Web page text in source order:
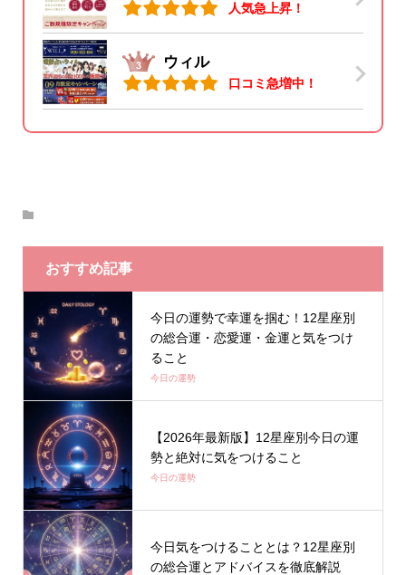
人気急上昇！
ウィル
口コミ急増中！
おすすめ記事
今日の運勢で幸運を掴む！12星座別
の総合運・恋愛運・金運と気をつけ
ること
今日の運勢
【2026年最新版】12星座別今日の運
勢と絶対に気をつけること
今日の運勢
今日気をつけることとは？12星座別
の総合運とアドバイスを徹底解説